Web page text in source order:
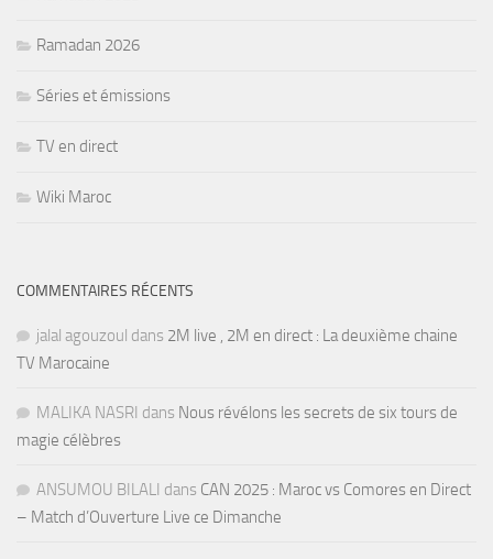
Ramadan 2026
Séries et émissions
TV en direct
Wiki Maroc
COMMENTAIRES RÉCENTS
jalal agouzoul dans 2M live , 2M en direct : La deuxième chaine
TV Marocaine
MALIKA NASRI dans Nous révélons les secrets de six tours de
magie célèbres
ANSUMOU BILALI dans CAN 2025 : Maroc vs Comores en Direct
– Match d’Ouverture Live ce Dimanche